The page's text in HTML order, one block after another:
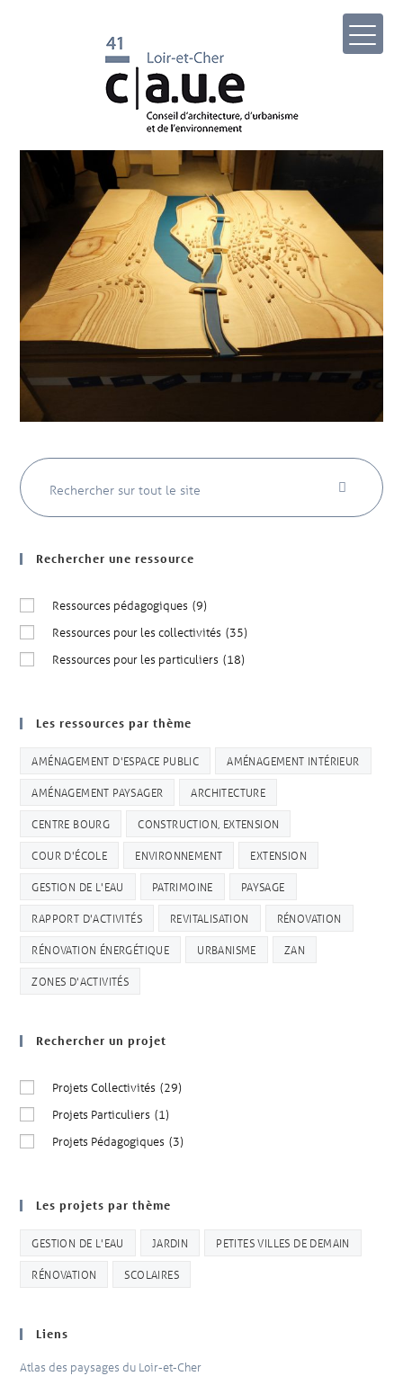
Rechercher une ressource
Ressources pédagogiques (9)
Ressources pour les collectivités (35)
Ressources pour les particuliers (18)
Les ressources par thème
AMÉNAGEMENT D'ESPACE PUBLIC AMÉNAGEMENT INTÉRIEUR
AMÉNAGEMENT PAYSAGER ARCHITECTURE
CENTRE BOURG CONSTRUCTION, EXTENSION
COUR D'ÉCOLE ENVIRONNEMENT EXTENSION
GESTION DE L'EAU PATRIMOINE PAYSAGE
RAPPORT D'ACTIVITÉS REVITALISATION RÉNOVATION
RÉNOVATION ÉNERGÉTIQUE URBANISME ZAN
ZONES D'ACTIVITÉS
Rechercher un projet
Projets Collectivités (29)
Projets Particuliers (1)
Projets Pédagogiques (3)
Les projets par thème
GESTION DE L'EAU JARDIN PETITES VILLES DE DEMAIN
RÉNOVATION SCOLAIRES
Liens
Atlas des paysages du Loir-et-Cher